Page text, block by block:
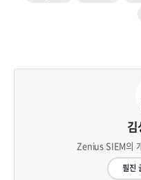
김
Zenius SIEM의
필진